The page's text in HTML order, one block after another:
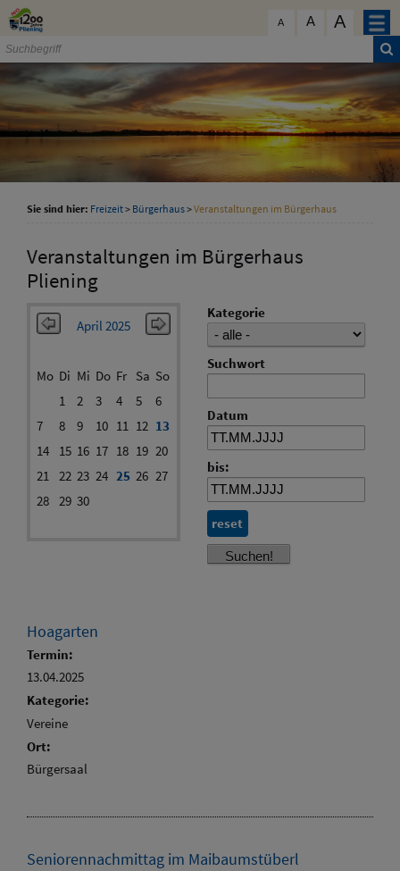
Zum Inhalt
A A A
Sie sind hier: Freizeit> Bürgerhaus>Veranstaltungen im Bürgerhaus
Veranstaltungen im Bürgerhaus
Pliening
April 2025
Mo Di Mi Do Fr Sa So
1
2 3 4 5
6
7
8 9 10 11 12 13
14
15 16 17 18 19 20
21 22 23 24 25 26 27
28 29 30
Kategorie
Suchwort
Datum
bis:
reset
Hoagarten
Termin:
13.04.2025
Kategorie:
Vereine
Ort:
Bürgersaal
Seniorennachmittag im Maibaumstüberl
schließen